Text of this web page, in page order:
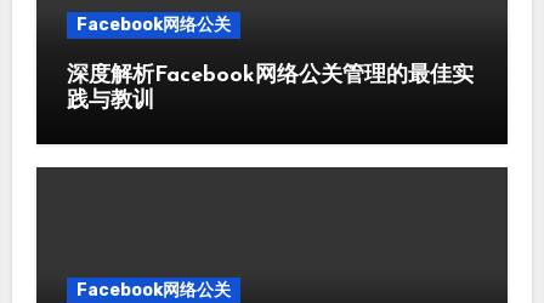
Facebook网络公关
深度解析Facebook网络公关管理的最佳实
践与教训
Facebook网络公关